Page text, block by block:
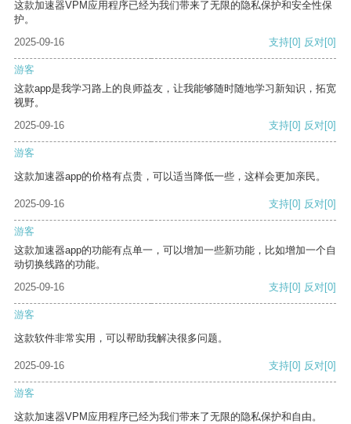
这款加速器VPM应用程序已经为我们带来了无限的隐私保护和安全性保
护。
2025-09-16
支持[0] 反对[0]
游客
这款app是我学习路上的良师益友，让我能够随时随地学习新知识，拓宽
视野。
2025-09-16
支持[0] 反对[0]
游客
这款加速器app的价格有点贵，可以适当降低一些，这样会更加亲民。
2025-09-16 支持[0] 反对[0]
游客
这款加速器app的功能有点单一，可以增加一些新功能，比如增加一个自
动切换线路的功能。
2025-09-16
支持[0] 反对[0]
游客
这款软件非常实用，可以帮助我解决很多问题。
2025-09-16 支持[0] 反对[0]
游客
这款加速器VPM应用程序已经为我们带来了无限的隐私保护和自由。